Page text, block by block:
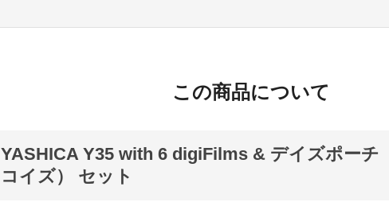
この商品について
YASHICA Y35 with 6 digiFilms & デイズポーチ
コイズ） セット